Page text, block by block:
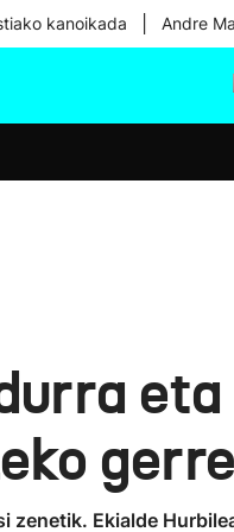
kanoikada Andre
zenetik. Ekialde